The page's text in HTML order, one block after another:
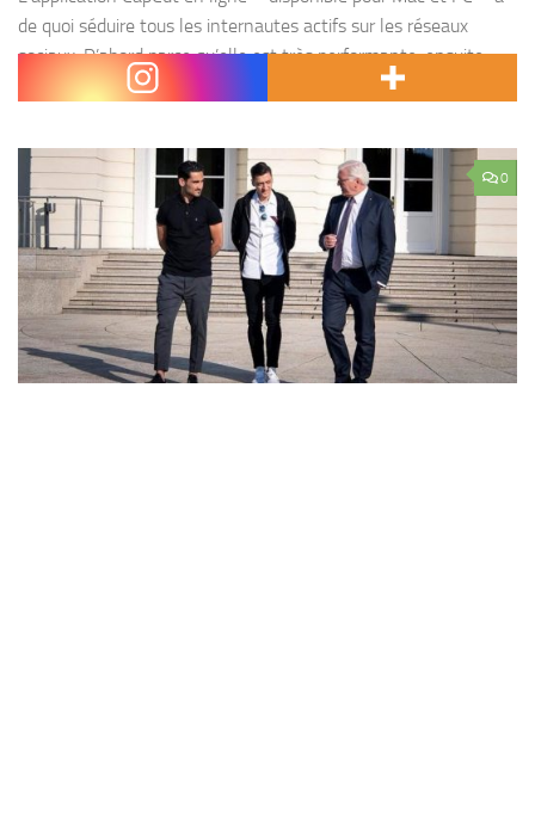
de quoi séduire tous les internautes actifs sur les réseaux
sociaux. D’abord parce qu’elle est très performante, ensuite
parce qu’elle est gratuite...
0